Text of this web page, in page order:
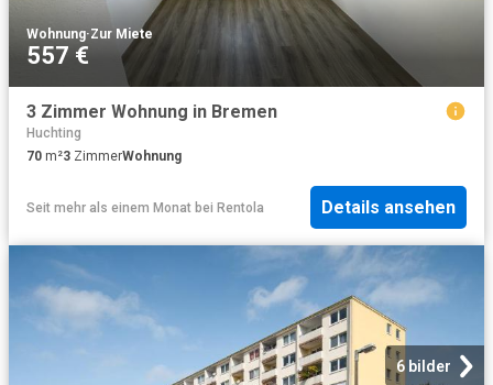
Wohnung·Zur Miete
557 €
3 Zimmer Wohnung in Bremen
Huchting
70 m²3 ZimmerWohnung
Seit mehr als einem Monat bei Rentola Details ansehen
6 bilder